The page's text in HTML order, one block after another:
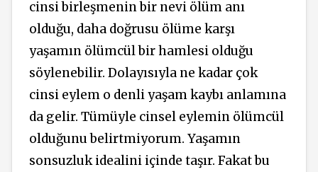
cinsi birleşmenin bir nevi ölüm anı
olduğu, daha doğrusu ölüme karşı
yaşamın ölümcül bir hamlesi olduğu
söylenebilir. Dolayısıyla ne kadar çok
cinsi eylem o denli yaşam kaybı anlamına
da gelir. Tümüyle cinsel eylemin ölümcül
olduğunu belirtmiyorum. Yaşamın
sonsuzluk idealini içinde taşır. Fakat bu